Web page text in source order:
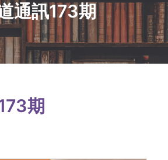
通訊173期
期